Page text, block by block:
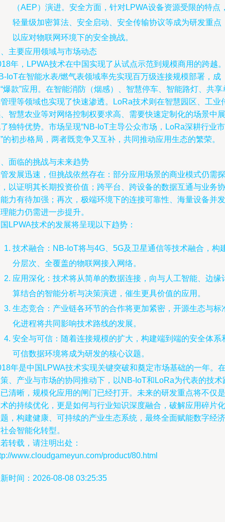
（AEP）演进。安全方面，针对LPWA设备资源受限的特点
轻量级加密算法、安全启动、安全传输协议等成为研发重点
以应对物联网环境下的安全挑战。
主要应用领域与市场动态
年，LPWA技术在中国实现了从试点示范到规模商用的跨越
IoT在智能水表/燃气表领域率先实现百万级连接规模部署，成
爆款”应用。在智能消防（烟感）、智慧停车、智能路灯、共享
理等领域也实现了快速渗透。LoRa技术则在智慧园区、工业
智慧农业等对网络控制权要求高、需要快速定制化的场景中展
独特优势。市场呈现“NB-IoT主导公众市场，LoRa深耕行业市
的初步格局，两者既竞争又互补，共同推动应用生态的繁荣。
面临的挑战与未来趋势
发展迅速，但挑战依然存在：部分应用场景的商业模式仍需探
以证明其长期投资价值；跨平台、跨设备的数据互通与业务协
力有待加强；再次，极端环境下的连接可靠性、海量设备并发
能力仍需进一步提升。
LPWA技术的发展将呈现以下趋势：
技术融合：NB-IoT将与4G、5G及卫星通信等技术融合，构
分层次、全覆盖的物联网接入网络。
应用深化：技术将从简单的数据连接，向与人工智能、边缘
算结合的智能分析与决策演进，催生更具价值的应用。
生态竞合：产业链各环节的合作将更加紧密，开源生态与标
化进程将共同影响技术路线的发展。
安全与可信：随着连接规模的扩大，构建端到端的安全体系
可信数据环境将成为研发的核心议题。
年是中国LPWA技术实现关键突破和奠定市场基础的一年。
、产业与市场的协同推动下，以NB-IoT和LoRa为代表的技术
清晰，规模化应用的闸门已经打开。未来的研发重点将不仅是
的持续优化，更是如何与行业知识深度融合，破解应用碎片化
，构建健康、可持续的产业生态系统，最终全面赋能数字经济
会智能化转型。
转载，请注明出处：
www.cloudgameyun.com/product/80.html
时间：2026-08-08 03:25:35